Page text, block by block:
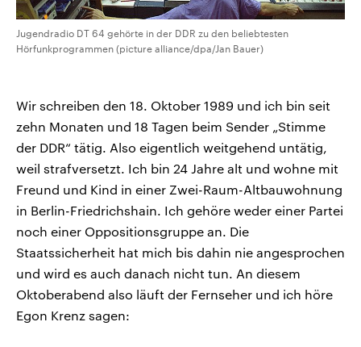
Jugendradio DT 64 gehörte in der DDR zu den beliebtesten
Hörfunkprogrammen (picture alliance/dpa/Jan Bauer)
Wir schreiben den 18. Oktober 1989 und ich bin seit
zehn Monaten und 18 Tagen beim Sender „Stimme
der DDR“ tätig. Also eigentlich weitgehend untätig,
weil strafversetzt. Ich bin 24 Jahre alt und wohne mit
Freund und Kind in einer Zwei-Raum-Altbauwohnung
in Berlin-Friedrichshain. Ich gehöre weder einer Partei
noch einer Oppositionsgruppe an. Die
Staatssicherheit hat mich bis dahin nie angesprochen
und wird es auch danach nicht tun. An diesem
Oktoberabend also läuft der Fernseher und ich höre
Egon Krenz sagen: